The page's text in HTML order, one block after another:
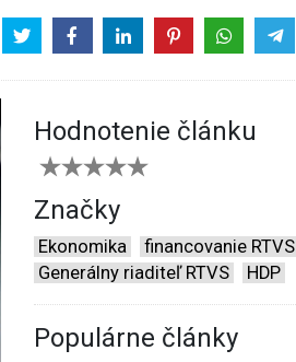
Hodnotenie článku
Značky
Ekonomika
financovanie RTVS
Generálny riaditeľ RTVS
HDP
Populárne články